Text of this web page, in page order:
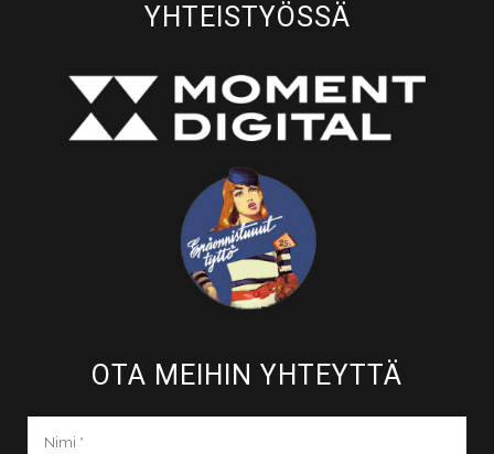
YHTEISTYÖSSÄ
OTA MEIHIN YHTEYTTÄ​